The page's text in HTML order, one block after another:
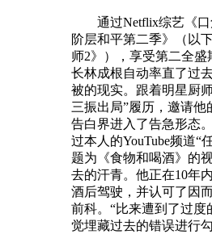
通过Netflix综艺《口
阶层和平第二季》（以
师2》），享受第二全盛
长林成根自动率直了过
被的现实。跟着明星厨
三振出局”履历，邀请他
告白界进入了告急形态
过本人的YouTube频道“
题为《食物和喝酒》的
去的汗青。他正在10年
酒后驾驶，并认可了因
前科。“比来遭到了过度
觉埋藏过去的错误进行